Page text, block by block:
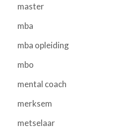
master
mba
mba opleiding
mbo
mental coach
merksem
metselaar